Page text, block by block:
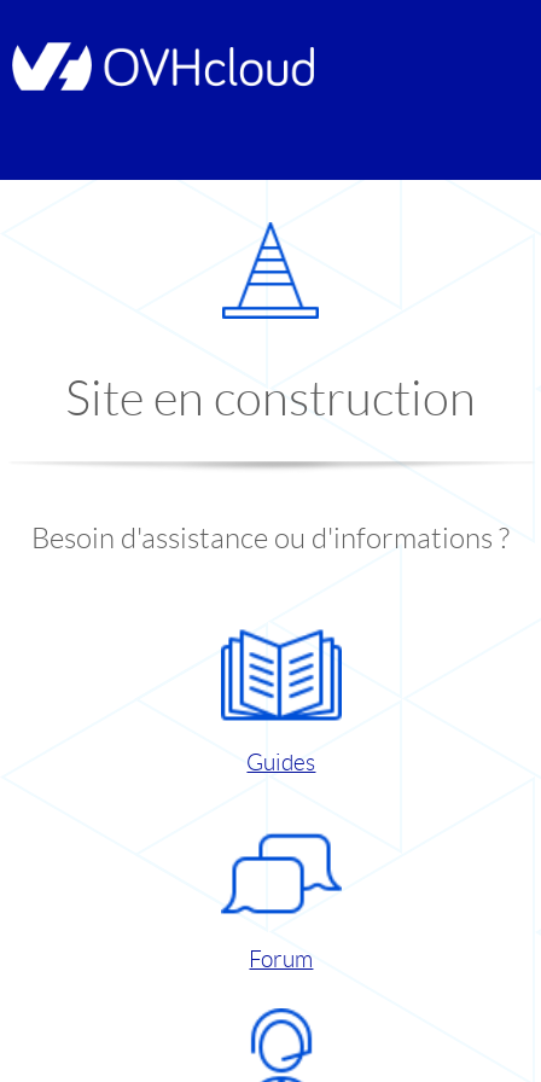
Site en construction
Besoin d'assistance ou d'informations ?
Guides
Forum